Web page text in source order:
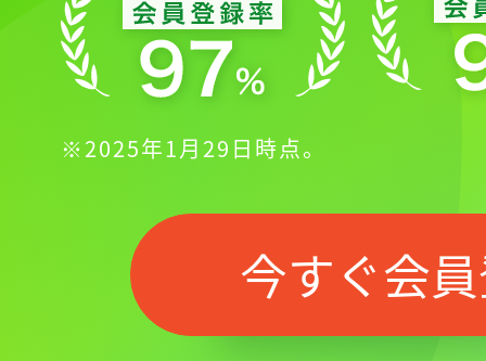
※2025年1月29日時点。
今すぐ会